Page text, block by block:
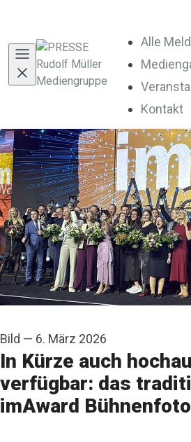
Alle
Kontakt
Bild — 6. März 2026
In Kürze auch
verfügbar: das
imAward